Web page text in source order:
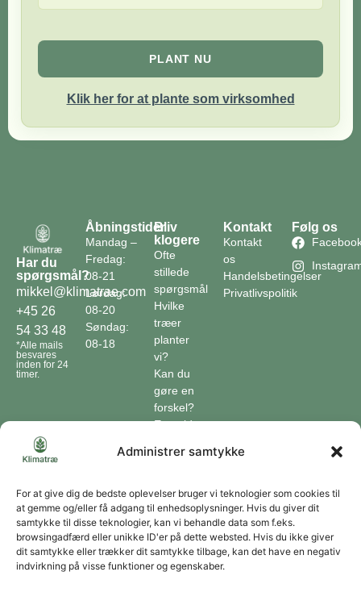
Administrer samtykke
For at give dig de bedste oplevelser bruger vi teknologier som cookies til
at gemme og/eller få adgang til enhedsoplysninger. Hvis du giver dit
samtykke til disse teknologier, kan vi behandle data som f.eks.
browsingadfærd eller unikke ID'er på dette websted. Hvis du ikke giver
dit samtykke eller trækker dit samtykke tilbage, kan det have en negativ
indvirkning på visse funktioner og egenskaber.
PLANT NU
Klik her for at plante som virksomhed
Har du
spørgsmål?
mikkel@klimatrae.com
+45 26
54 33 48
*Alle mails
besvares
inden for 24
timer.
Åbningstider
Mandag –
Fredag:
08-21
Lørdag:
08-20
Søndag:
08-18
Bliv
klogere
Ofte
stillede
spørgsmål
Hvilke
træer
planter
vi?
Kan du
gøre en
forskel?
En guide
Klimaordbogen
optager
træer
co2?
Kontakt
Kontakt
os
Handelsbetingelser
Privatlivspolitik
Følg os
Forbliv forbundet